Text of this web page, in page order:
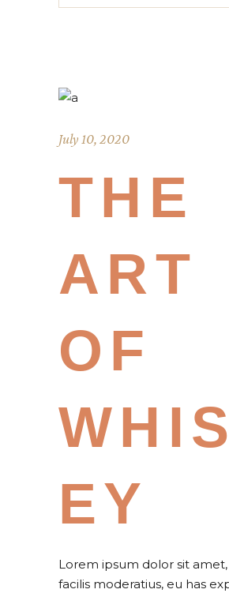
July 10, 2020
THE
ART
OF
EY
Lorem ipsum dolor sit
facilis moderatius, eu has